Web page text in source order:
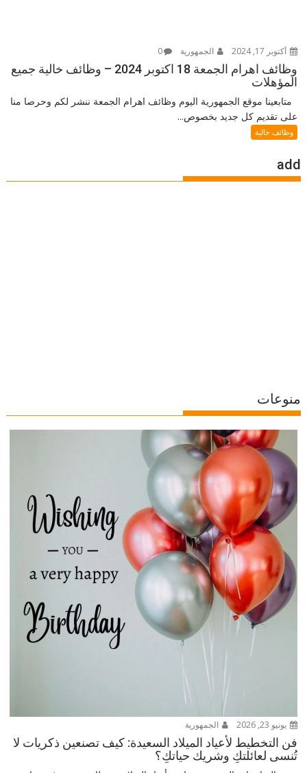
أكتوبر 17, 2024 الجمهورية 0
وظائف اهرام الجمعة 18 اكتوبر 2024 – وظائف خالية جميع
المؤهلات
متابعينا موقع الجمهورية اليوم وظائف اهرام الجمعة ننشر لكم وحرصا منا
على تقديم كل جديد بخصوص...
وظائف خالية
add
منوعات
يونيو 23, 2026 الجمهورية
فن التخطيط لأعياد الميلاد السعيدة: كيف تصنعين ذكريات لا
تُنسى لعائلتكِ وشريك حياتكِ؟